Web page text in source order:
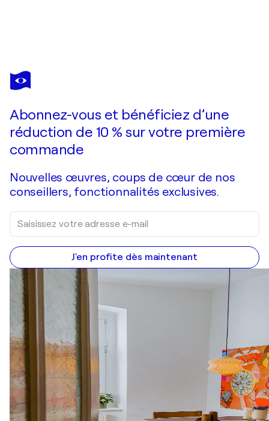
FRANÇOIS ROCHET
Entre deux, bras long
Abonnez-vous et bénéficiez d’une
réduction de 10 % sur votre première
commande
Nouvelles œuvres, coups de cœur de nos
conseillers, fonctionnalités exclusives.
J'en profite dès maintenant